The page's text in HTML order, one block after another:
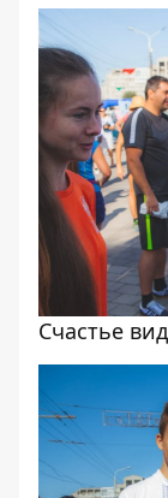
Счастье